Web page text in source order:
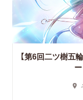
【第6回二ツ樹五